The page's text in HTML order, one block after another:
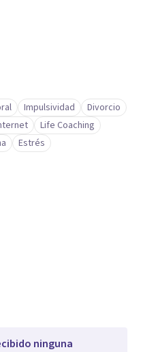
Impulsividad
Divorcio
Life Coaching
Estrés
ninguna